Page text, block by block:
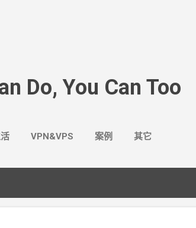
Do, You Can Too
VPN&VPS 案例 其它